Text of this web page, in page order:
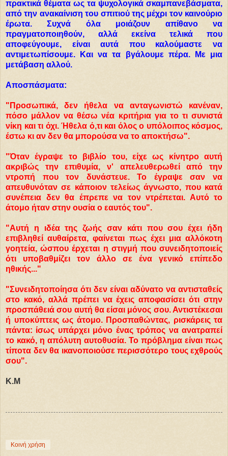
πρακτικά θέματα ως τα ψυχολογικά σκαμπανεβάσματα,
από την ανακαίνιση του σπιτιού της μέχρι τον καινούριο
έρωτα. Συχνά όλα μοιάζουν απίθανο να
πραγματοποιηθούν, αλλά εκείνα τελικά που
αποφεύγουμε, είναι αυτά που καλούμαστε να
αντιμετωπίσουμε. Και να τα βγάλουμε πέρα. Με μια
μετάβαση αλλού.
Αποσπάσματα:
"Προσωπικά, δεν ήθελα να ανταγωνιστώ κανέναν,
πόσο μάλλον να θέσω νέα κριτήρια για το τι συνιστά
νίκη και τι όχι. Ήθελα ό,τι και όλος ο υπόλοιπος κόσμος,
έστω κι αν δεν θα μπορούσα να το αποκτήσω".
"Όταν έγραψε το βιβλίο του, είχε ως κίνητρο αυτή
ακριβώς την επιθυμία, ν' απελευθερωθεί από την
ντροπή που τον δυνάστευε. Το έγραψε σαν να
απευθυνόταν σε κάποιον τελείως άγνωστο, που κατά
συνέπεια δεν θα έπρεπε να τον ντρέπεται. Αυτό το
άτομο ήταν στην ουσία ο εαυτός του".
"Αυτή η ιδέα της ζωής σαν κάτι που σου έχει ήδη
επιβληθεί αυθαίρετα, φαίνεται πως έχει μια αλλόκοτη
γοητεία, ώσπου έρχεται η στιγμή που συνειδητοποιείς
ότι υποβαθμίζει τον άλλο σε ένα γενικό επίπεδο
ηθικής..."
"Συνειδητοποίησα ότι δεν είναι αδύνατο να αντισταθείς
στο κακό, αλλά πρέπει να έχεις αποφασίσει ότι στην
προσπάθειά σου αυτή θα είσαι μόνος σου. Αντιστέκεσαι
ή υποκύπτεις ως άτομο. Προσπαθώντας, ρισκάρεις τα
πάντα: ίσως υπάρχει μόνο ένας τρόπος να ανατραπεί
το κακό, η απόλυτη αυτοθυσία. Το πρόβλημα είναι πως
τίποτα δεν θα ικανοποιούσε περισσότερο τους εχθρούς
σου".
Κ.Μ
Κοινή χρήση